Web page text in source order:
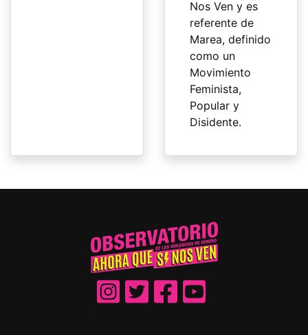
Nos Ven y es
referente de
Marea, definido
como un
Movimiento
Feminista,
Popular y
Disidente.